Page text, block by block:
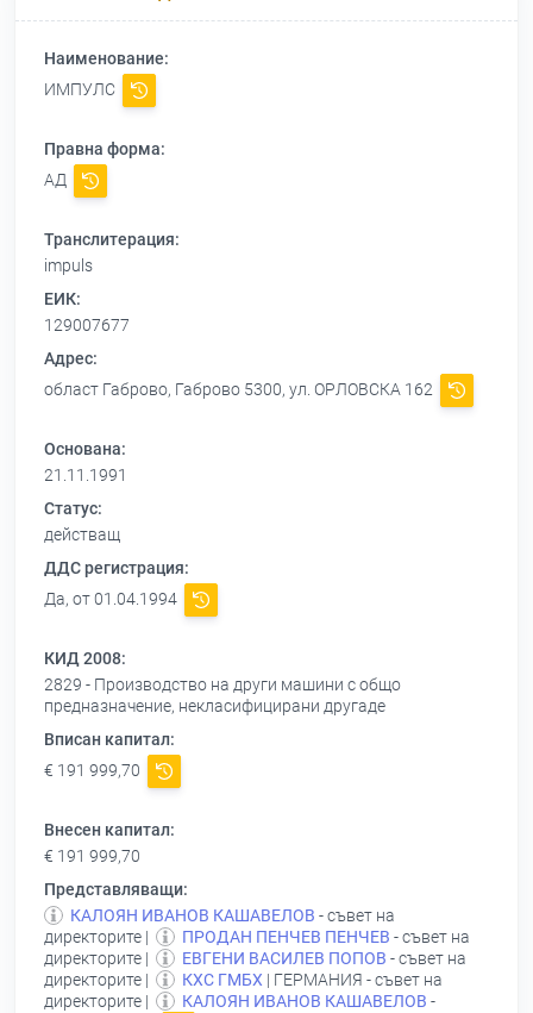
Наименование:
ИМПУЛС
Правна форма:
АД
Транслитерация:
impuls
ЕИК:
129007677
Адрес:
област Габрово, Габрово 5300, ул. ОРЛОВСКА 162
Основана:
21.11.1991
Статус:
действащ
ДДС регистрация:
Да, от 01.04.1994
КИД 2008:
2829 - Производство на други машини с общо
предназначение, некласифицирани другаде
Вписан капитал:
€ 191 999,70
Внесен капитал:
€ 191 999,70
Представляващи:
КАЛОЯН ИВАНОВ КАШАВЕЛОВ - съвет на
директорите |
ПРОДАН ПЕНЧЕВ ПЕНЧЕВ - съвет на
директорите |
ЕВГЕНИ ВАСИЛЕВ ПОПОВ - съвет на
директорите |
КХС ГМБХ | ГЕРМАНИЯ - съвет на
директорите |
КАЛОЯН ИВАНОВ КАШАВЕЛОВ -